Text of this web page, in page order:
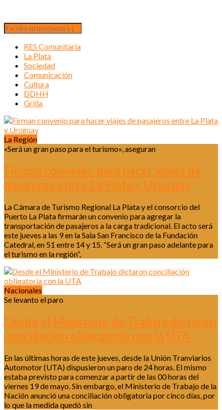
RES Comunitaria
La Plata
Sociedad
Comunicación
Cultura
DDHH
Grilla
La Región
«Será un gran paso para el turismo», aseguran
Firman convenio para hacer viajes de
pasajeros entre La Plata y Uruguay
La Cámara de Turismo Regional La Plata y el consorcio del
Puerto La Plata firmarán un convenio para agregar la
transportación de pasajeros a la carga tradicional. El acto será
este jueves a las 9 en la Sala San Francisco de la Fundación
Catedral, en 51 entre 14 y 15. “Será un gran paso adelante para
el turismo en la región“,
Nacionales
Se levanto el paro
Desde el Ministerio de Trabajo dictaron
conciliación obligatoria con la UTA
En las últimas horas de este jueves, desde la Unión Tranviarios
Automotor (UTA) dispusieron un paro de 24 horas. El mismo
estaba previsto para comenzar a partir de las 00 horas del
viernes 19 de mayo. Sin embargo, el Ministerio de Trabajo de la
Nación anunció una conciliación obligatoria por cinco días, por
lo que la medida quedó sin